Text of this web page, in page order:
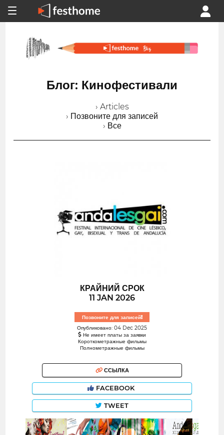
Блог: Кинофестивали
› Articles
› Позвоните для записей
› Все
КРАЙНИЙ СРОК
11 JAN 2026
Позвоните для записей!
Опубликовано: 04 Dec 2025
Не имеет платы за заявки
Короткометражные фильмы
Полнометражные фильмы
ССЫЛКА
FACEBOOK
TWEET